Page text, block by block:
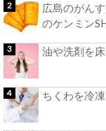
広島のがん
のケンミン
油や洗剤を
ちくわを冷